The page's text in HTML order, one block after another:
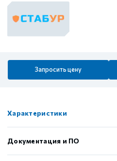
Запросить цену
Характеристики
Документация и ПО
GCAN